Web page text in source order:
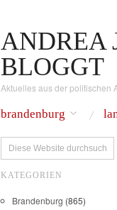
ANDREA
BLOGGT
Aktuelles aus der politischen
brandenburg
KATEGORIEN
Brandenburg (865)